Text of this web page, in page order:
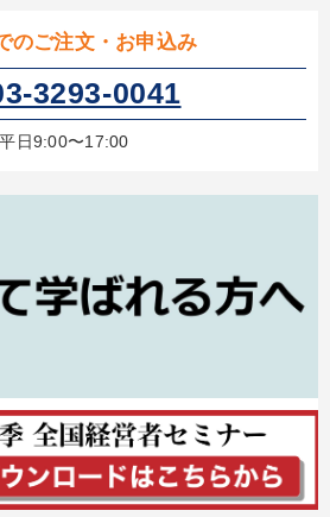
のご注文・お申込み
3293-0041
平日9:00〜17:00